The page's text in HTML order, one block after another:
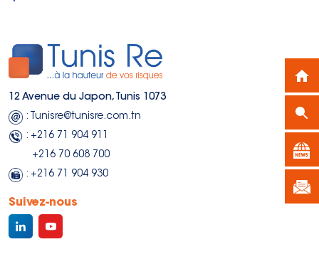
12 Avenue du Japon, Tunis 1073
: Tunisre@tunisre.com.tn
: +216 71 904 911
+216 70 608 700
: +216 71 904 930
Suivez-nous